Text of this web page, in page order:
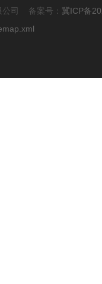
公司 备案号： 冀ICP备